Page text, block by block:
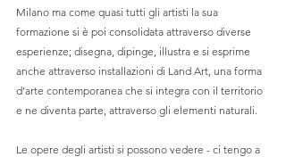
Milano ma come quasi tutti gli artisti la sua
formazione si è poi consolidata attraverso diverse
esperienze; disegna, dipinge, illustra e si esprime
anche attraverso installazioni di Land Art, una forma
d’arte contemporanea che si integra con il territorio
e ne diventa parte, attraverso gli elementi naturali.
Le opere degli artisti si possono vedere - ci tengo a